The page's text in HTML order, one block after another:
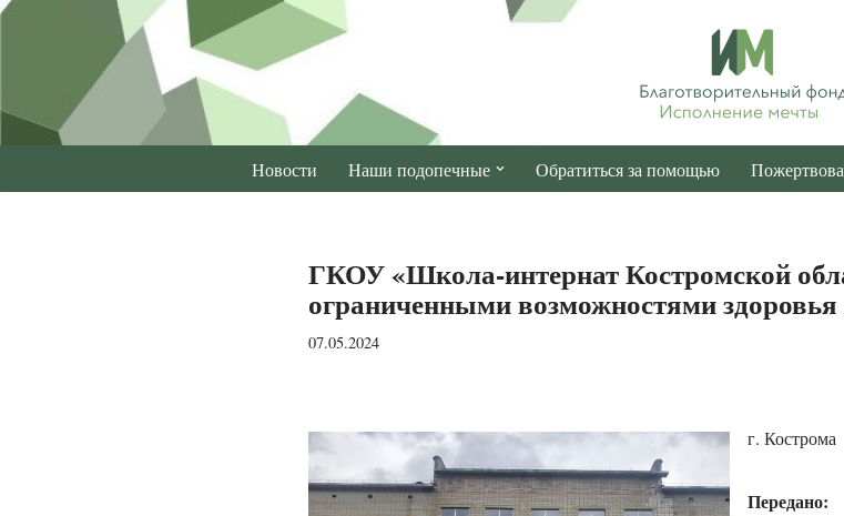
содержимому
Новости Наши подопечные Обратиться за помощью
ГКОУ «Школа-интернат Костромской
ограниченными возможностями здоровья
07.05.2024
г. Кострома
Передано: